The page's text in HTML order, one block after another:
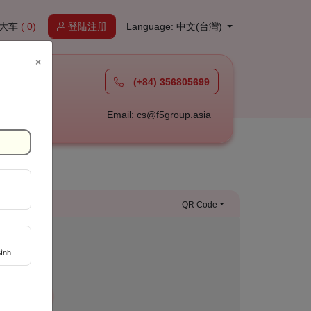
车 ( 0) 登陆注册 Language: 中文(台灣)
(+84) 356805699
Email: cs@f5group.asia
QR Code
×